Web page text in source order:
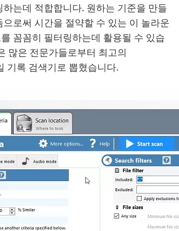
는데 적합합니다. 원하는 기준을 만들
로써 시간을 절약할 수 있는 이 놀라운
꼼꼼히 필터링하는데 활용될 수 있습
많은 전문가들로부터 최고의
기록 검색기로 뽑혔습니다.